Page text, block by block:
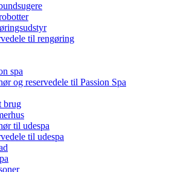
til rengøring
spa
og reservedele til Passion Spa
brug
til udespa
til udespa